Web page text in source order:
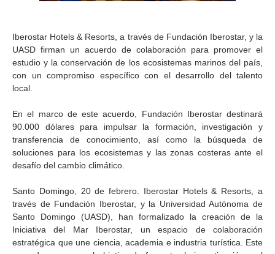
Iberostar Hotels & Resorts, a través de Fundación Iberostar, y la
UASD firman un acuerdo de colaboración para promover el
estudio y la conservación de los ecosistemas marinos del país,
con un compromiso específico con el desarrollo del talento
local.
En el marco de este acuerdo, Fundación Iberostar destinará
90.000 dólares para impulsar la formación, investigación y
transferencia de conocimiento, así como la búsqueda de
soluciones para los ecosistemas y las zonas costeras ante el
desafío del cambio climático.
Santo Domingo, 20 de febrero. Iberostar Hotels & Resorts, a
través de Fundación Iberostar, y la Universidad Autónoma de
Santo Domingo (UASD), han formalizado la creación de la
Iniciativa del Mar Iberostar, un espacio de colaboración
estratégica que une ciencia, academia e industria turística. Este